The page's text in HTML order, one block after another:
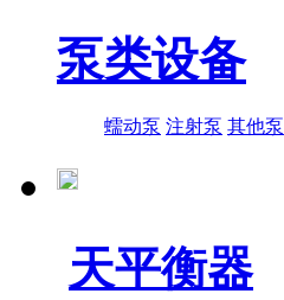
泵类设备
蠕动泵 注射泵 其他泵
天平衡器